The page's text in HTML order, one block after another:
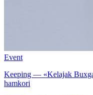
Event
Keeping — «Kelajak
hamkori